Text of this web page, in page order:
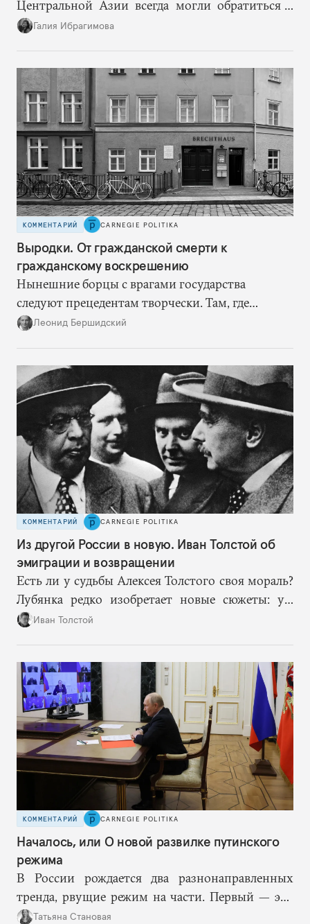
Центральной Азии всегда могли обратиться к
Москве за дополнительными объемами, то
Галия Ибрагимова
КОММЕНТАРИЙ CARNEGIE POLITIKA
Выродки. От гражданской смерти к
гражданскому воскрешению
Нынешние борцы с врагами государства
следуют прецедентам творчески. Там, где
нацисты торопились в революционном угаре,
сериям ограничений и перекрывая вскрывшиеся
в процессе лазейки.
Леонид Бершидский
КОММЕНТАРИЙ CARNEGIE POLITIKA
Из другой России в новую. Иван Толстой об
эмиграции и возвращении
Есть ли у судьбы Алексея Толстого своя мораль?
Лубянка редко изобретает новые сюжеты: уж
больно хорошо срабатывают старые.
Иван Толстой
КОММЕНТАРИЙ CARNEGIE POLITIKA
Началось, или О новой развилке путинского
режима
В России рождается два разнонаправленных
тренда, рвущие режим на части. Первый — это
путинская логика войны, где эскалация влечет за
Татьяна Становая